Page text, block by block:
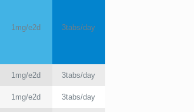
1mg/e2d
1mg/e2d
1mg/e2d
3tabs/day
3tabs/day
3tabs/day